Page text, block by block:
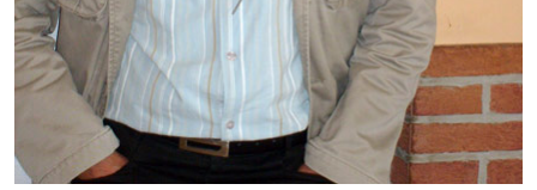
L'équipe municipale
Le personnel municipal
Les moyens financiers
Note de synthèse financière